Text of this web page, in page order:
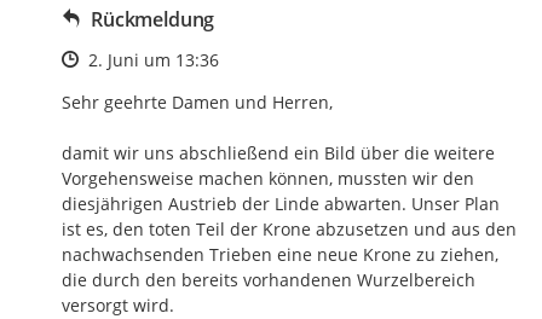
Rückmeldung
Zeitpunkt des Erstellens
2. Juni um 13:36
Sehr geehrte Damen und Herren,
damit wir uns abschließend ein Bild über die weitere
Vorgehensweise machen können, mussten wir den
diesjährigen Austrieb der Linde abwarten. Unser Plan
ist es, den toten Teil der Krone abzusetzen und aus den
nachwachsenden Trieben eine neue Krone zu ziehen,
die durch den bereits vorhandenen Wurzelbereich
versorgt wird.